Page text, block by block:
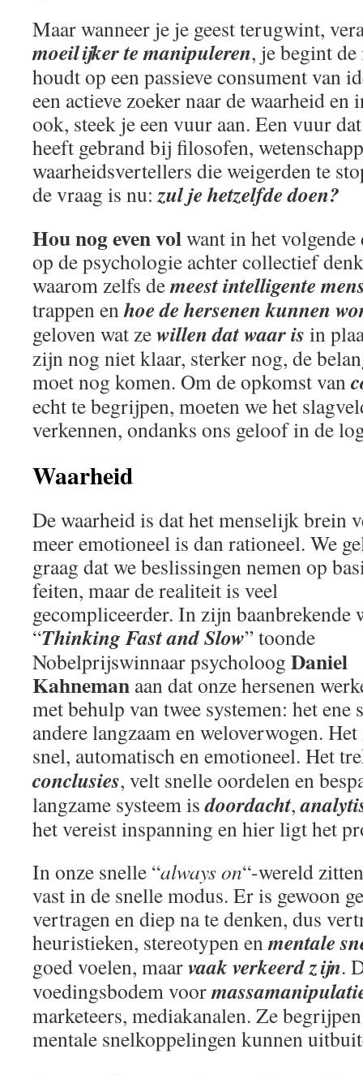
Maar wanneer je je geest terugwint,
moeilijker te manipuleren, je begint
houdt op een passieve consument van
een actieve zoeker naar de waarheid
ook, steek je een vuur aan. Een vuur
heeft gebrand bij filosofen,
waarheidsvertellers die weigerden te
de vraag is nu:zul je hetzelfde doen?
Hou nog even volwant in het volgende
op de psychologie achter collectief
waarom zelfs demeest intelligente
trappen enhoe de hersenen kunnen
geloven wat zewillen dat waar is in
zijn nog niet klaar, sterker nog, de
moet nog komen. Om de opkomst van
echt te begrijpen, moeten we het
verkennen, ondanks ons geloof in de
Waarheid
De waarheid is dat het menselijk brein
meer emotioneel is dan rationeel. We
graag dat we beslissingen nemen op
feiten, maar de realiteit is veel
gecompliceerder. In zijn baanbrekende
“Thinking Fast and Slow” toonde
Nobelprijswinnaar psycholoog Daniel
Kahneman aan dat onze hersenen
met behulp van twee systemen: het
andere langzaam en weloverwogen.
snel, automatisch en emotioneel. Het
conclusies, velt snelle oordelen en
langzame systeem isdoordacht,
het vereist inspanning en hier ligt het
In onze snelle “always on“-wereld
vast in de snelle modus. Er is gewoon
vertragen en diep na te denken, dus
heuristieken, stereotypen enmentale
goed voelen, maarvaak verkeerd zijn.
voedingsbodem voor
marketeers, mediakanalen. Ze
mentale snelkoppelingen kunnen